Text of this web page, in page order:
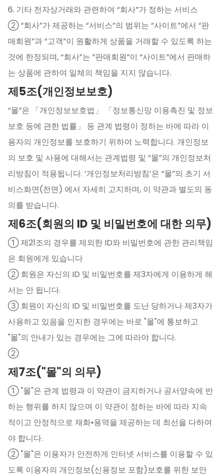
6. 기타 전자상거래와 관련하여 “회사”가 정하는 서비스
② “회사”가 제공하는 “서비스”의 범위는 “사이트”에서 “판
매회원”과 “고객”이 원활하게 상품을 거래할 수 있도록 하는
것에 한정되며, “회사”는 ”판매회원”이 “사이트”에서 판매하
는 상품에 관하여 일체의 책임을 지지 않습니다.
제5조(개인정보보호)
“몰”은 「개인정보보호법」 「정보통신망 이용촉진 및 정보
보호 등에 관한 법률」 등 관계 법령이 정하는 바에 따라 이
용자의 개인정보를 보호하기 위하여 노력합니다. 개인정보
의 보호 및 사용에 대해서는 관계법령 및 “몰”의 개인정보처
리방침이 적용됩니다. ‘개인정보처리방침’은 “몰”의 초기 서
비스화면(전면) 에서 자세히 고지하며, 이 약관과 별도의 동
의를 받습니다.
제6조(회원의 ID 및 비밀번호에 대한 의무)
① 제21조의 경우를 제외한 ID와 비밀번호에 관한 관리책임
은 회원에게 있습니다
② 회원은 자신의 ID 및 비밀번호를 제3자에게 이용하게 해
서는 안 됩니다.
③ 회원이 자신의 ID 및 비밀번호를 도난 당하거나 제3자가
사용하고 있음을 인지한 경우에는 바로 "몰"에 통보하고
"몰"의 안내가 있는 경우에는 그에 따라야 합니다.
②
제7조("몰"의 의무)
① "몰"은 관계 법령과 이 약관이 금지하거나 공서양속에 반
하는 행위를 하지 않으며 이 약관이 정하는 바에 따라 지속
적이고 안정적으로 재화•용역을 제공하는 데 최선을 다하여
야 합니다.
② "몰"은 이용자가 안전하게 인터넷 서비스를 이용할 수 있
도록 이용자의 개인정보(신용정보 포함)보호를 위한 보안